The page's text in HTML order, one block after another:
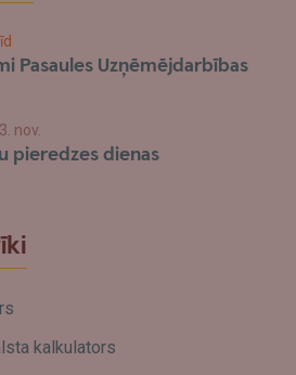
Pasaules Uzņēmējdarbības
nov.
pieredzes dienas
kalkulators